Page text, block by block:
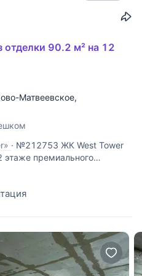
отделки 90.2 м² на 12
Матвеевское,
· №212753 ЖК West Tower
этаже премиального
идеально подходит для
в аренду с высокой
высокий 12 этаж